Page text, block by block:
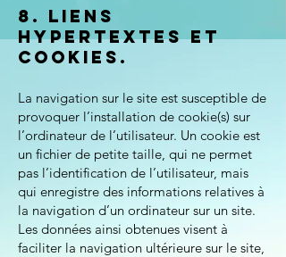
8. Liens
hypertextes et
cookies.
La navigation sur le site est susceptible de
provoquer l’installation de cookie(s) sur
l’ordinateur de l’utilisateur. Un cookie est
un fichier de petite taille, qui ne permet
pas l’identification de l’utilisateur, mais
qui enregistre des informations relatives à
la navigation d’un ordinateur sur un site.
Les données ainsi obtenues visent à
faciliter la navigation ultérieure sur le site,